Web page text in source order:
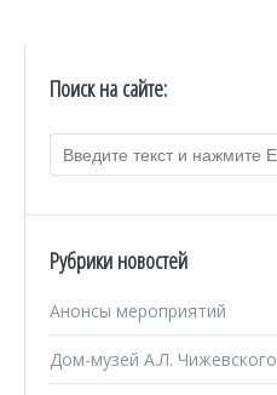
Поиск на сайте:
Рубрики новостей
Анонсы мероприятий
Дом-музей А.Л. Чижевского